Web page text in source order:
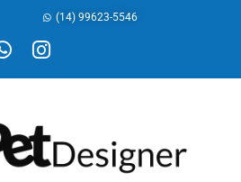
(14) 99623-5546